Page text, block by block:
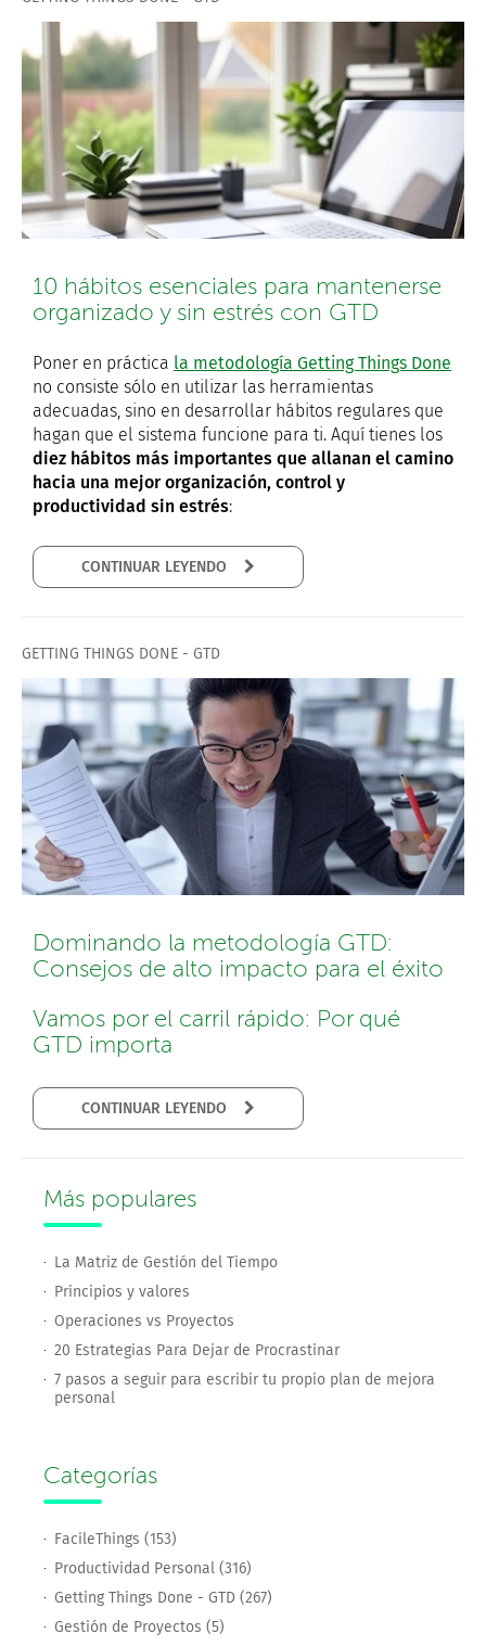
10 hábitos esenciales para mantenerse
organizado y sin estrés con GTD
Poner en práctica la metodología Getting Things Done
no consiste sólo en utilizar las herramientas
adecuadas, sino en desarrollar hábitos regulares que
hagan que el sistema funcione para ti. Aquí tienes los
diez hábitos más importantes que allanan el camino
hacia una mejor organización, control y
productividad sin estrés:
GETTING THINGS DONE - GTD
Dominando la metodología GTD:
Consejos de alto impacto para el éxito
Vamos por el carril rápido: Por qué
GTD importa
Más populares
La Matriz de Gestión del Tiempo
Principios y valores
Operaciones vs Proyectos
20 Estrategias Para Dejar de Procrastinar
7 pasos a seguir para escribir tu propio plan de mejora
personal
Categorías
FacileThings (153)
Productividad Personal (316)
Getting Things Done - GTD (267)
Gestión de Proyectos (5)